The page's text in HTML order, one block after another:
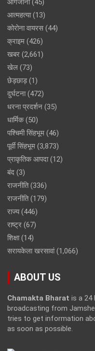
आगजानी(45)
आत्महत्या(13)
कोरोना वायरस (44)
क्राइम (426)
खबर (2,661)
खेल (73)
छेड़छाड़(1)
दुर्घटना(472)
धरना प्रदर्शन (35)
धार्मिक(50)
पश्चिमी सिंहभूम (46)
पूर्वी सिंहभूम (3,873)
प्राकृतिक आपदा(12)
बंद (3)
राजनीति(336)
राजनीति(179)
राज्य(446)
राष्ट्र (67)
शिक्षा(14)
सरायकेला खरसावां(1,066)
ABOUT US
Chamakta Bharat is a 24
broadcasting from
tries to get information
as soon as possible.